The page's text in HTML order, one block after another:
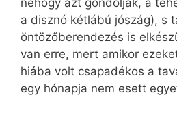
a disznó kétlábú jószág), s
öntözőberendezés is
van erre, mert amikor
hiába volt csapadékos a
egy hónapja nem esett